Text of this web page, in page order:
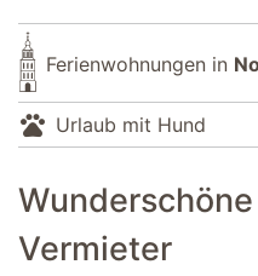
Ferienwohnungen in
pets Urlaub mit Hund
Vermieter